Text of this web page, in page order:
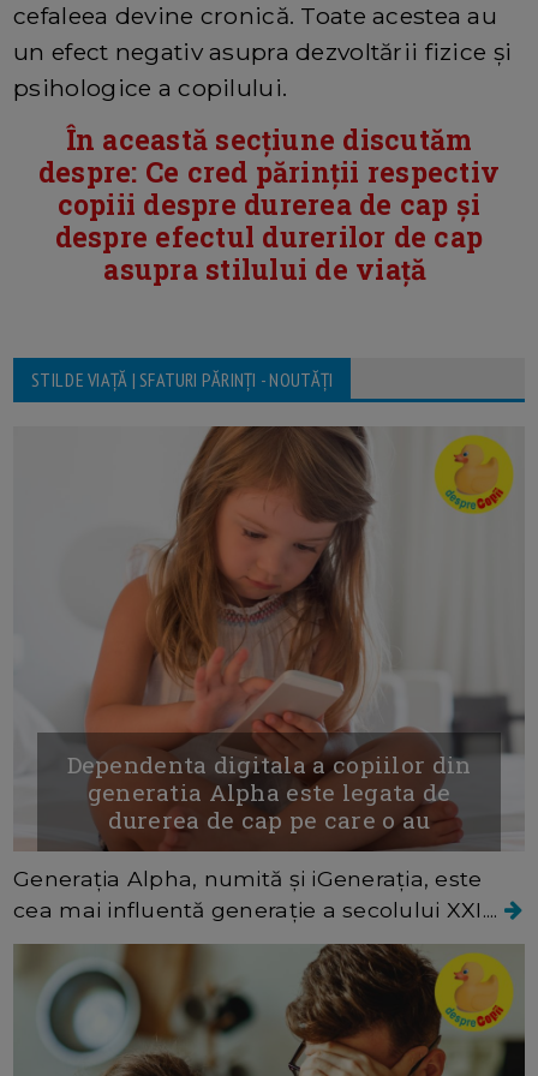
cefaleea devine cronică. Toate acestea au
un efect negativ asupra dezvoltării fizice și
psihologice a copilului.
În această secțiune discutăm
despre: Ce cred părinții respectiv
copiii despre durerea de cap și
despre efectul durerilor de cap
asupra stilului de viață
STIL DE VIAȚĂ | SFATURI PĂRINȚI - NOUTĂȚI
Dependenta digitala a copiilor din
generatia Alpha este legata de
durerea de cap pe care o au
Generația Alpha, numită și iGenerația, este
cea mai influentă generație a secolului XXI....